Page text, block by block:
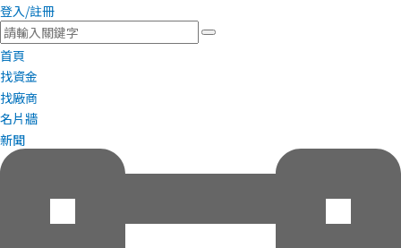
登入/註冊
首頁
找資金
找廠商
名片牆
新聞